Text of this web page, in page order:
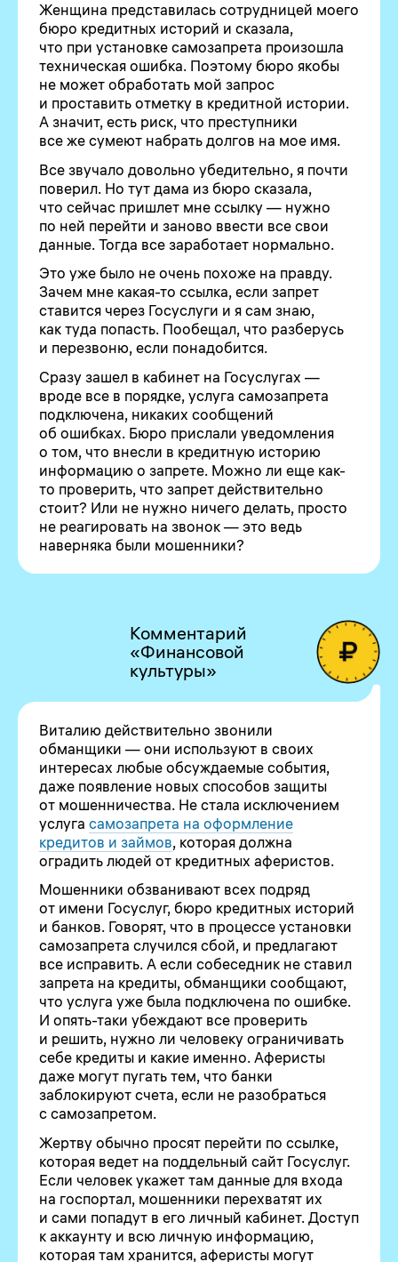
Женщина представилась сотрудницей моего
бюро кредитных историй и сказала,
что при установке самозапрета произошла
техническая ошибка. Поэтому бюро якобы
не может обработать мой запрос
и проставить отметку в кредитной истории.
А значит, есть риск, что преступники
все же сумеют набрать долгов на мое имя.
Все звучало довольно убедительно, я почти
поверил. Но тут дама из бюро сказала,
что сейчас пришлет мне ссылку — нужно
по ней перейти и заново ввести все свои
данные. Тогда все заработает нормально.
Это уже было не очень похоже на правду.
Зачем мне какая-то ссылка, если запрет
ставится через Госуслуги и я сам знаю,
как туда попасть. Пообещал, что разберусь
и перезвоню, если понадобится.
Сразу зашел в кабинет на Госуслугах —
вроде все в порядке, услуга самозапрета
подключена, никаких сообщений
об ошибках. Бюро прислали уведомления
о том, что внесли в кредитную историю
информацию о запрете. Можно ли еще как-
то проверить, что запрет действительно
стоит? Или не нужно ничего делать, просто
не реагировать на звонок — это ведь
наверняка были мошенники?
Виталию действительно звонили
обманщики — они используют в своих
интересах любые обсуждаемые события,
даже появление новых способов защиты
от мошенничества. Не стала исключением
услуга самозапрета на оформление
кредитов и займов, которая должна
оградить людей от кредитных аферистов.
Мошенники обзванивают всех подряд
от имени Госуслуг, бюро кредитных историй
и банков. Говорят, что в процессе установки
самозапрета случился сбой, и предлагают
все исправить. А если собеседник не ставил
запрета на кредиты, обманщики сообщают,
что услуга уже была подключена по ошибке.
И опять-таки убеждают все проверить
и решить, нужно ли человеку ограничивать
себе кредиты и какие именно. Аферисты
даже могут пугать тем, что банки
заблокируют счета, если не разобраться
с самозапретом.
Жертву обычно просят перейти по ссылке,
которая ведет на поддельный сайт Госуслуг.
Если человек укажет там данные для входа
на госпортал, мошенники перехватят их
и сами попадут в его личный кабинет. Доступ
к аккаунту и всю личную информацию,
которая там хранится, аферисты могут
Комментарий
«Финансовой
культуры»